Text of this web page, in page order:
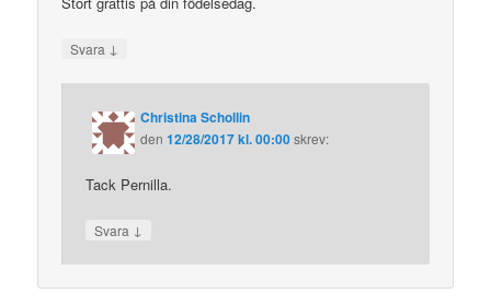
Svara ↓
Christina Schollin
den12/28/2017 kl. 00:00skrev:
Tack Pernilla.
Svara ↓